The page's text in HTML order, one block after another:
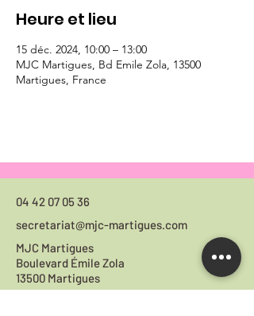
Heure et lieu
15 déc. 2024, 10:00 – 13:00
MJC Martigues, Bd Emile Zola, 13500
Martigues, France
04 42 07 05 36
secretariat@mjc-martigues.com
MJC Martigues
Boulevard Émile Zola
13500 Martigues